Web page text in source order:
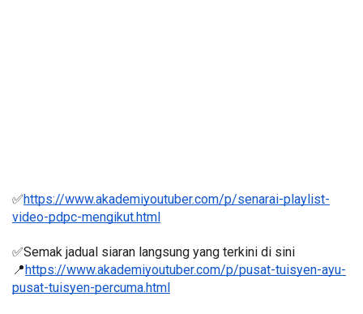
✅https://www.akademiyoutuber.com/p/senarai-playlist-
video-pdpc-mengikut.html
✅Semak jadual siaran langsung yang terkini di sini
📍https://www.akademiyoutuber.com/p/pusat-tuisyen-ayu-
pusat-tuisyen-percuma.html